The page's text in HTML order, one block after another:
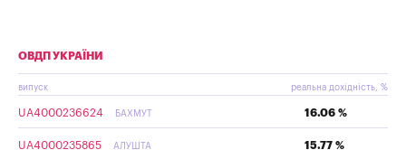
ОВДП УКРАЇНИ
випуск реальна дохідність, %
UA4000236624 БАХМУТ 16.06 %
UA4000235865 АЛУШТА 15.77 %